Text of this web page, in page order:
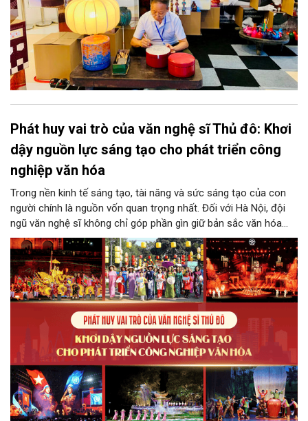
Phát huy vai trò của văn nghệ sĩ Thủ đô: Khơi
dậy nguồn lực sáng tạo cho phát triển công
nghiệp văn hóa
Trong nền kinh tế sáng tạo, tài năng và sức sáng tạo của con
người chính là nguồn vốn quan trọng nhất. Đối với Hà Nội, đội
ngũ văn nghệ sĩ không chỉ góp phần gìn giữ bản sắc văn hóa
mà còn giữ vai trò trung tâm trong quá trình hình thành các sản
phẩm công nghiệp văn hóa có giá trị. Khơi dậy, phát huy và tạo
điều kiện để nguồn lực sáng tạo ấy phát triển sẽ là “chìa khóa”
để Hà Nội khai thác hiệu quả tiềm năng văn hóa, nâng cao năng
lực cạnh tranh và khẳng định vị thế của một trung tâm sáng tạo
trong kỷ nguyên mới.